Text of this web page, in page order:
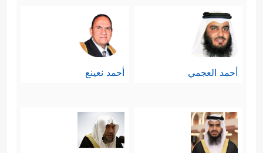
السابقتين؛ تعطيل الفكر وغلبة العاطفة،
والتقليد قد يكون للمتبوعين من أصحاب
النفوذ والسلطان - كما مرَّ -، وقد يكون
تعصُّبًا لما كان عليه الآباء والأجداد
قِیلَ لَهُمُ ٱتَّبِعُواْ مَاۤ أَنزَلَ ٱللَّهُ قَالُواْ بَلۡ نَتَّبِعُ مَاۤ أَلۡفَیۡنَا عَلَیۡهِ
ءَابَاۤءَنَاۤ﴾وغالبًا ما يكون الأول في الدول
أحمد العجمي أحمد نعينع